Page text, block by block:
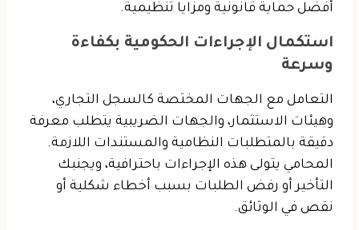
أفضل حماية قانونية ومزايا تنظيمية.
استكمال الإجراءات الحكومية بكفاءة
وسرعة
التعامل مع الجهات المختصة كالسجل التجاري،
وهيئات الاستثمار، والجهات الضريبية يتطلب معرفة
دقيقة بالمتطلبات النظامية والمستندات اللازمة.
المحامي يتولى هذه الإجراءات باحترافية، ويجنبك
التأخير أو رفض الطلبات بسبب أخطاء شكلية أو
نقص في الوثائق.